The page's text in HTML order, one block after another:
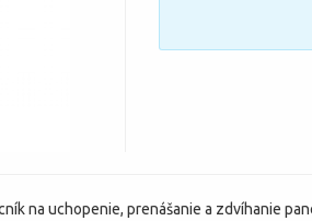
na uchopenie, prenášanie a zdvíhanie